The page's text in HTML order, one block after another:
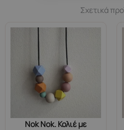
Σχετικά
Nok Nok. Κολιέ με